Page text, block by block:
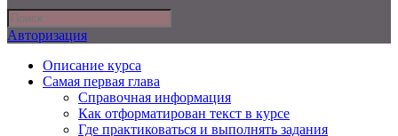
Авторизация
Описание курса
Самая первая глава
Справочная информация
Как отформатирован текст в курсе
Где практиковаться и выполнять задания